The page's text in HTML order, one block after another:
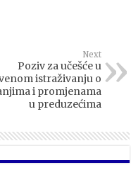
Next
Poziv za učešće u
istraživanju o
i promjenama
u preduzećima